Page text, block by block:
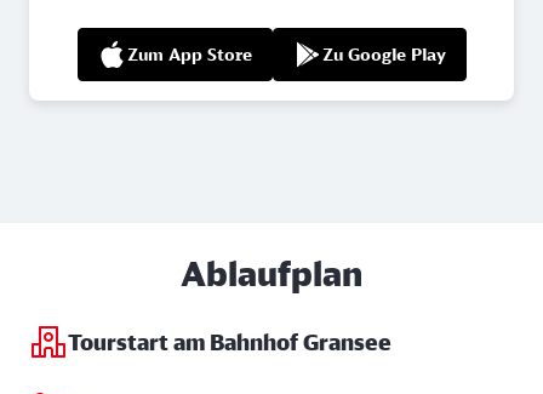
Zum App Store Zu Google Play
Ablaufplan
Tourstart am Bahnhof Gransee